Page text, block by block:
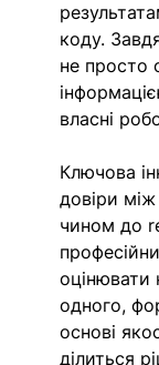
коду.
не просто
власні
Ключова
довіри
чином до
оцінювати
одного,
основі
ділиться